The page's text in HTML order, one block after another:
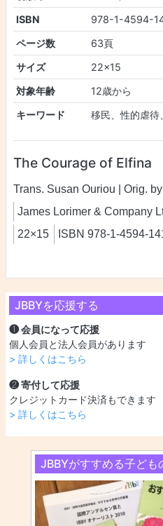
JBBYを応援する
❶ 会員になって応援
個人会員と法人会員があります
> 詳しくはこちら
❷ 寄付して応援
クレジットカード決済もできます
> 詳しくはこちら
JBBYがすすめる子ども
ISBN
978-1-4594-
ページ数
63頁
サイズ
22×15
対象年齢
12歳から
キーワード
移民、性的虐待
The Courage of Elfina
Trans. Susan Ouriou | Orig.
James Lorimer & Company
22×15
ISBN 978-1-4594-